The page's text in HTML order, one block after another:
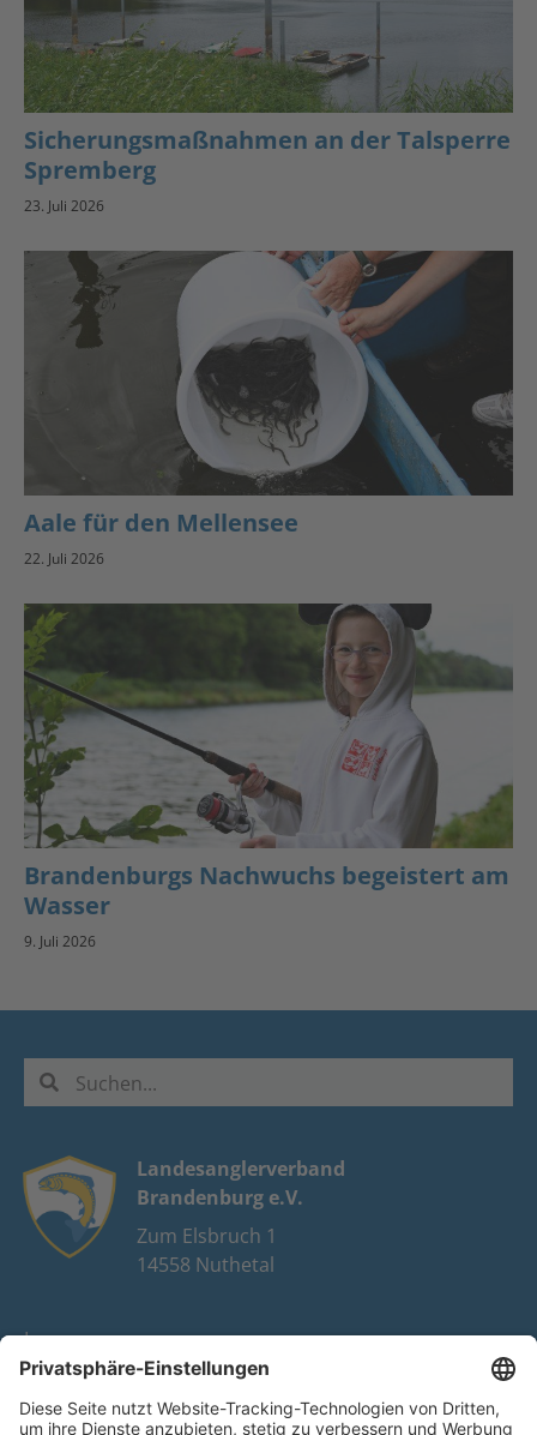
Sicherungsmaßnahmen an der Talsperre
Spremberg
23. Juli 2026
Aale für den Mellensee
22. Juli 2026
Brandenburgs Nachwuchs begeistert am
Wasser
9. Juli 2026
Landesanglerverband
Brandenburg e.V.
Zum Elsbruch 1
14558 Nuthetal
Impressum
Datenschutz
FAQ